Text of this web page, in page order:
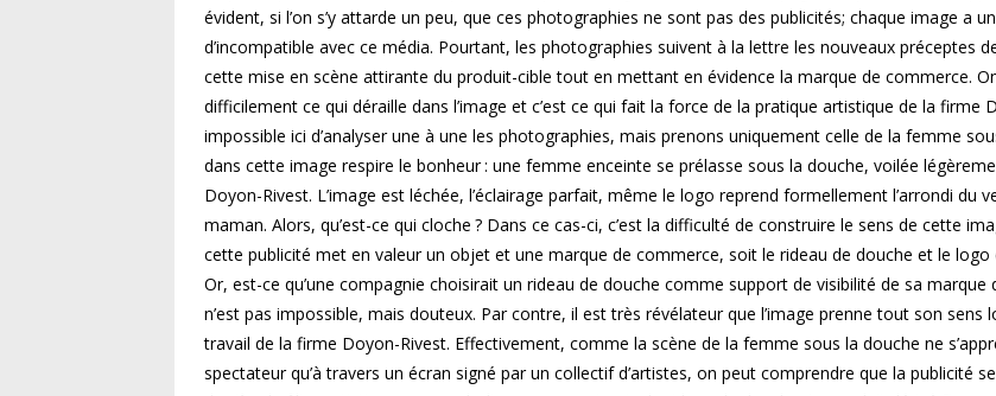
évident, si l’on s’y attarde un peu, que ces photographies ne sont pas des publicités; chaque image a
d’incompatible avec ce média. Pourtant, les photographies suivent à la lettre les nouveaux préceptes
cette mise en scène attirante du produit-cible tout en mettant en évidence la marque de commerce.
difficilement ce qui déraille dans l’image et c’est ce qui fait la force de la pratique artistique de la firme
impossible ici d’analyser une à une les photographies, mais prenons uniquement celle de la femme
dans cette image respire le bonheur : une femme enceinte se prélasse sous la douche, voilée
Doyon-Rivest. L’image est léchée, l’éclairage parfait, même le logo reprend formellement l’arrondi du
maman. Alors, qu’est-ce qui cloche ? Dans ce cas-ci, c’est la difficulté de construire le sens de cette
cette publicité met en valeur un objet et une marque de commerce, soit le rideau de douche et le logo
Or, est-ce qu’une compagnie choisirait un rideau de douche comme support de visibilité de sa marque
n’est pas impossible, mais douteux. Par contre, il est très révélateur que l’image prenne tout son sens
travail de la firme Doyon-Rivest. Effectivement, comme la scène de la femme sous la douche ne
spectateur qu’à travers un écran signé par un collectif d’artistes, on peut comprendre que la publicité